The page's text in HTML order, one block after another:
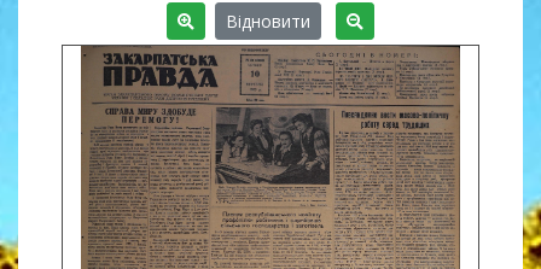
Відновити